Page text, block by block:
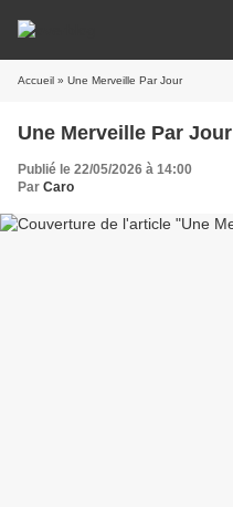
Accueil » Une Merveille Par Jour
Une Merveille Par Jour
Publié le 22/05/2026 à 14:00
Par Caro